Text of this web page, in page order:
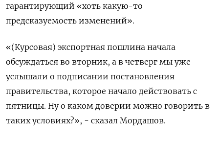
гарантирующий «хоть какую-то
предсказуемость изменений».
«(Курсовая) экспортная пошлина начала
обсуждаться во вторник, а в четверг мы уже
услышали о подписании постановления
правительства, которое начало действовать с
пятницы. Ну о каком доверии можно говорить в
таких условиях?», - сказал Мордашов.